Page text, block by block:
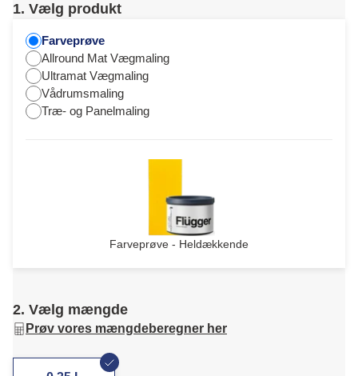
1. Vælg produkt
Farveprøve
Allround Mat Vægmaling
Ultramat Vægmaling
Vådrumsmaling
Træ- og Panelmaling
Farveprøve - Heldækkende
2. Vælg mængde
Prøv vores mængdeberegner her